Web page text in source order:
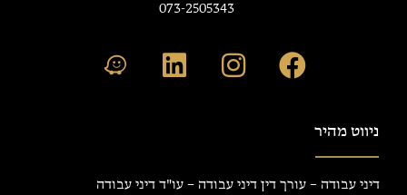
073-2505343
ניווט מהיר
דיני עבודה – עורך דין דיני עבודה – עו"ד דיני עבודה